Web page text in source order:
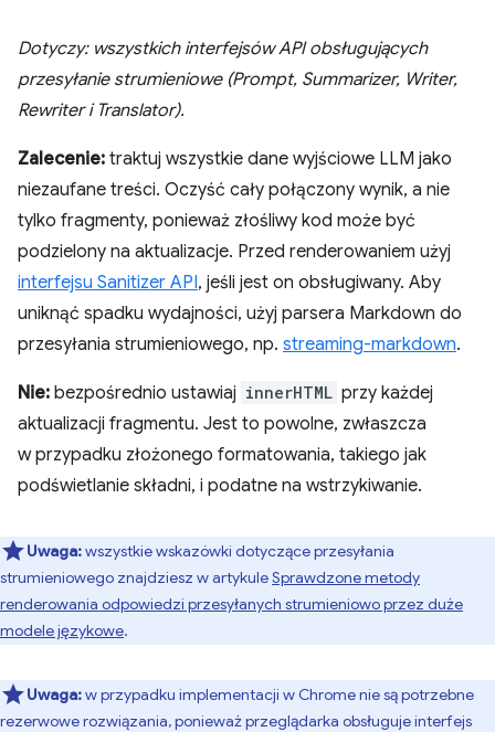
Dotyczy: wszystkich interfejsów API obsługujących
przesyłanie strumieniowe (Prompt, Summarizer, Writer,
Rewriter i Translator).
Zalecenie: traktuj wszystkie dane wyjściowe LLM jako
niezaufane treści. Oczyść cały połączony wynik, a nie
tylko fragmenty, ponieważ złośliwy kod może być
podzielony na aktualizacje. Przed renderowaniem użyj
interfejsu Sanitizer API, jeśli jest on obsługiwany. Aby
uniknąć spadku wydajności, użyj parsera Markdown do
przesyłania strumieniowego, np. streaming-markdown.
Nie: bezpośrednio ustawiaj innerHTML przy każdej
aktualizacji fragmentu. Jest to powolne, zwłaszcza
w przypadku złożonego formatowania, takiego jak
podświetlanie składni, i podatne na wstrzykiwanie.
Uwaga:wszystkie wskazówki dotyczące przesyłania
strumieniowego znajdziesz w artykuleSprawdzone metody
renderowania odpowiedzi przesyłanych strumieniowo przez duże
modele językowe.
Uwaga:w przypadku implementacji w Chrome nie są potrzebne
rezerwowe rozwiązania, ponieważ przeglądarka obsługuje interfejs